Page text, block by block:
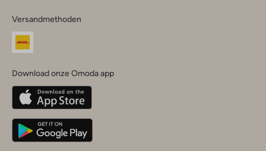
dein
Land
Belgique(Français)
Deutschland
Versandmethoden
Download onze Omoda app